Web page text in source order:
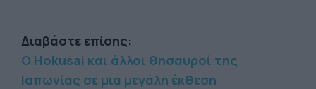
Διαβάστε επίσης:
Ο Hokusai και άλλοι θησαυροί της
Ιαπωνίας σε μια μεγάλη έκθεση